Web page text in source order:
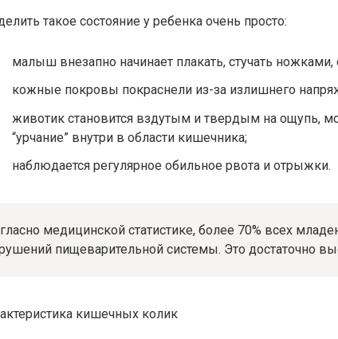
такое состояние у ребенка очень просто:
малыш внезапно начинает плакать, стучать
кожные покровы покраснели из-за излишнего
животик становится вздутым и твердым на ощупь,
“урчание” внутри в области кишечника;
наблюдается регулярное обильное рвота и отрыжки.
медицинской статистике, более 70% всех
пищеварительной системы. Это достаточно